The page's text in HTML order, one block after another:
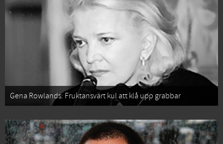
Gena Rowlands: Fruktansvärt kul att klå upp grabbar